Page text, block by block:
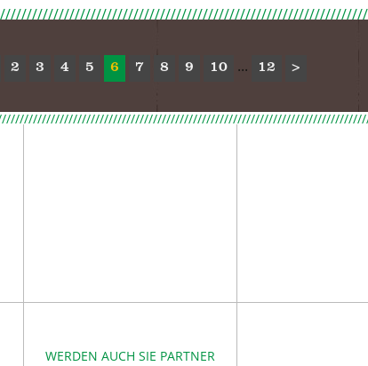
2 3 4 5 6 7 8 9 10 ... 12 >
WERDEN AUCH SIE PARTNER